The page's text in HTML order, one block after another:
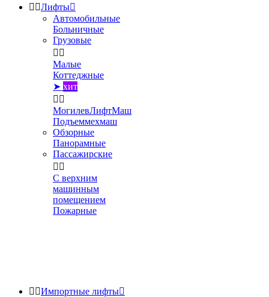
 Лифты
Автомобильные
Больничные
Грузовые
 
Малые
Коттеджные
➤ хит
 
МогилевЛифтМаш
Подъеммехмаш
Обзорные
Панорамные
Пассажирские
 
С верхним
машинным
помещением
Пожарные
 Импортные лифты